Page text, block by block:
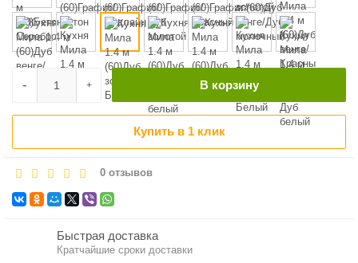
+
- В корзину
Купить в 1 клик
0 отзывов
Быстрая доставка
Кратчайшие сроки доставки